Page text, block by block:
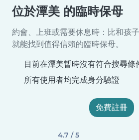
位於潭美 的臨時保母
約會、上班或需要休息時：比和孩
就能找到值得信賴的臨時保母。
目前在潭美暫時沒有符合搜尋條
所有使用者均完成身分驗證
免費註冊
4.7 / 5